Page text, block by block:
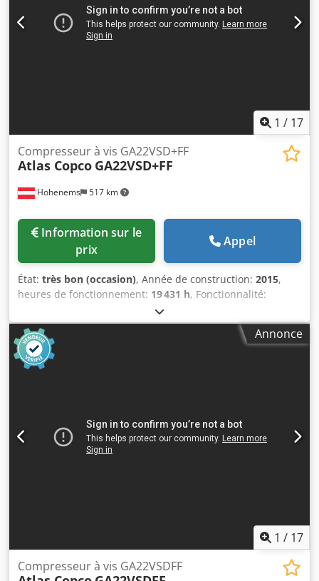
1 / 17
Hohenems 517 km
Compresseur à vis GA22VSD+FF
Atlas Copco GA22VSD+FF
prix
Appel
État: très bon (occasion), Année de construction: 2015,
heures de fonctionnement: 19 431 h, Fonctionnalité:
, Compresseur à vis Atlas Copco
GA22VSD+FF Convertisseur de fréquence et sécheur
intégrés 22 kW 12,75 bar 4,51 m3/min Année de
fabrication : 2015 Heures de fonctionnement : 19 431
Chjdpfxey Nlqge Amysa
Annonce
1 / 17
Compresseur à vis GA22VSDFF